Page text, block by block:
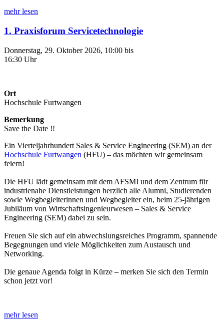
mehr lesen
1. Praxisforum Servicetechnologie
Donnerstag, 29. Oktober 2026, 10:00 bis
16:30 Uhr
Ort
Hochschule Furtwangen
Bemerkung
Save the Date !!
Ein Vierteljahrhundert Sales & Service Engineering (SEM) an der
Hochschule Furtwangen (HFU) – das möchten wir gemeinsam
feiern!
Die HFU lädt gemeinsam mit dem AFSMI und dem Zentrum für
industrienahe Dienstleistungen herzlich alle Alumni, Studierenden
sowie Wegbegleiterinnen und Wegbegleiter ein, beim 25-jährigen
Jubiläum von Wirtschaftsingenieurwesen – Sales & Service
Engineering (SEM) dabei zu sein.
Freuen Sie sich auf ein abwechslungsreiches Programm, spannende
Begegnungen und viele Möglichkeiten zum Austausch und
Networking.
Die genaue Agenda folgt in Kürze – merken Sie sich den Termin
schon jetzt vor!
mehr lesen